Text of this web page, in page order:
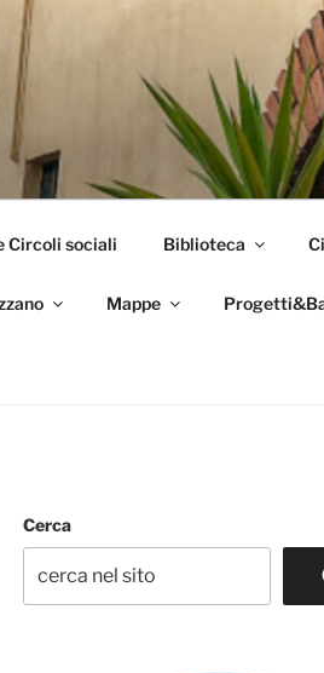
Circoli sociali Biblioteca
Mappe
Cerca